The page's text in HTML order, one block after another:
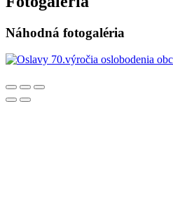
Náhodná fotogaléria